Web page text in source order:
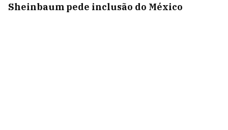
Sheinbaum pede inclusão do México